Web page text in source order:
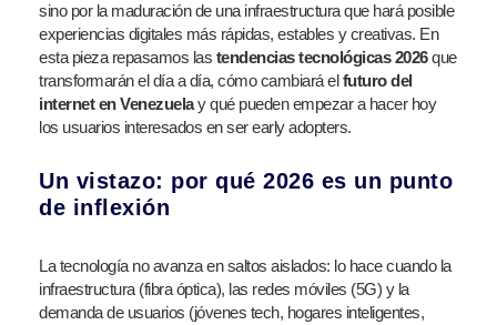
sino por la maduración de una infraestructura que hará posible
experiencias digitales más rápidas, estables y creativas. En
esta pieza repasamos las tendencias tecnológicas 2026que
transformarán el día a día, cómo cambiará elfuturo del
internet en Venezuelay qué pueden empezar a hacer hoy
los usuarios interesados en ser early adopters.
Un vistazo: por qué 2026 es un punto
de inflexión
La tecnología no avanza en saltos aislados: lo hace cuando la
infraestructura (fibra óptica), las redes móviles (5G) y la
demanda de usuarios (jóvenes tech, hogares inteligentes,